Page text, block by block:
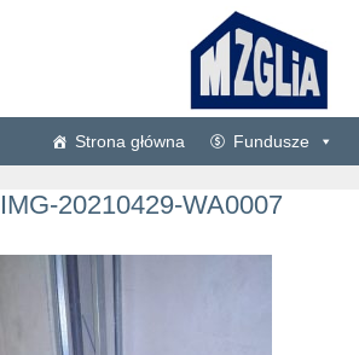
Strona główna Fundusze
IMG-20210429-WA0007